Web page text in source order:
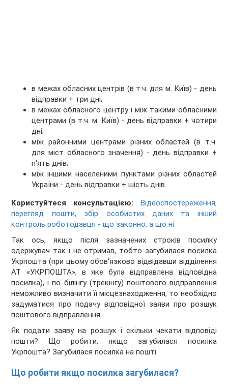
в межах обласних центрів (в т.ч. для м. Київ) - день
відправки + три дні;
в межах обласного центру і між такими обласними
центрами (в т.ч. м. Київ) - день відправки + чотири
дні;
між районними центрами різних областей (в т.ч.
для міст обласного значення) - день відправки +
п'ять днів;
між іншими населеними пунктами різних областей
України - день відправки + шість днів.
Користуйтеся консультацією:
Відеоспостереження,
перегляд пошти, збір особистих даних та інший
контроль роботодавця - що законно, а що ні
Так ось, якщо після зазначених строків посилку
одержувач так і не отримав, тобто загубилася посилка
Укрпошта (при цьому обов'язково відвідавши відділення
АТ «УКРПОШТА», в яке була відправлена ​​відповідна
посилка), і по білінгу (трекінгу) поштового відправлення
неможливо визначити її місцезнаходження, то необхідно
задуматися про подачу відповідної заяви про розшук
поштового відправлення.
Як подати заяву на розшук і скільки чекати відповіді
пошти? Що робити, якщо загубилася посилка
Укрпошта? Загубилася посилка на пошті.
Що робити якщо посилка загубилася?